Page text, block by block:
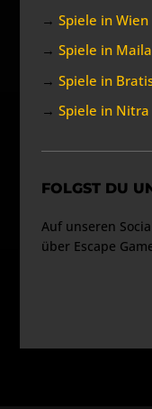
→Spiele in Wien
→Spiele in
→Spiele in
→Spiele in Nitra
FOLGST DU
Auf unseren
über Escape